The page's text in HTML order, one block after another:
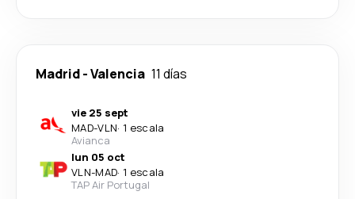
Madrid-Valencia 11 días
vie 25 sept
MAD-VLN· 1 escala
Avianca
lun 05 oct
VLN-MAD· 1 escala
TAP Air Portugal